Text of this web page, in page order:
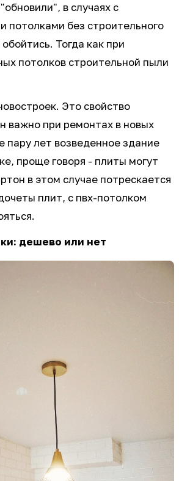
в случаях с
потолками без строительного
Тогда как при
потолков строительной пыли
Это свойство
важно при ремонтах в новых
пару лет возведенное здание
проще говоря - плиты могут
в этом случае потрескается
плит, с пвх-потолком
дешево или нет